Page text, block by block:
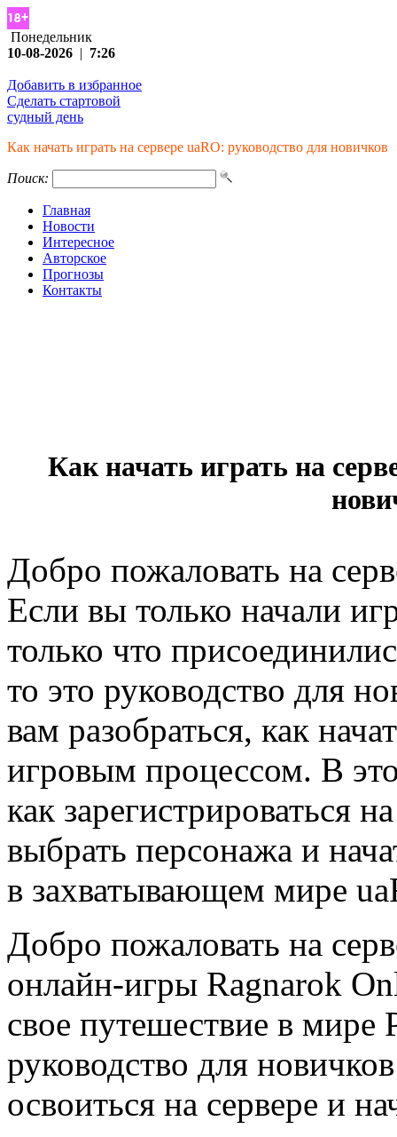
Понедельник
10-08-2026 | 7:26
Добавить в избранное
Сделать стартовой
судный день
Как начать играть на сервере uaRO: руководство для новичков
Поиск:
Главная
Новости
Интересное
Авторское
Прогнозы
Контакты
Как начать играть на
Добро пожаловать на
Если вы только начали
только что
то это руководство для
вам разобраться, как
игровым процессом. В
как зарегистрироваться
выбрать персонажа и
в захватывающем мире
Добро пожаловать на
онлайн-игры Ragnarok
свое путешествие в мире
руководство для
освоиться на сервере и